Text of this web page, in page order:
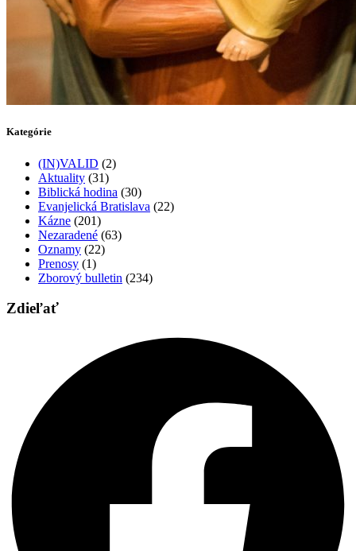
Kategórie
(IN)VALID (2)
Aktuality (31)
Biblická hodina (30)
Evanjelická Bratislava (22)
Kázne (201)
Nezaradené (63)
Oznamy (22)
Prenosy (1)
Zborový bulletin (234)
Zdieľať